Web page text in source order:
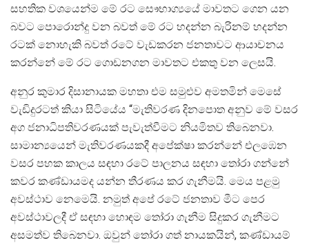
සහතික වශයෙන්ම මේ රට සෞභාග්‍යයේ මාවතට ගෙන යන
බවට පොරොන්දු වන බවත් මේ රට හදන්න බැරිනම් හදන්න
රටක් නොහැකි බවත් රටේ වැඩකරන ජනතාවට ආයාචනය
කරන්නේ මේ රට ගොඩනගන මාවතට එකතු වන ලෙසයි.
අනුර කුමාර දිසානායක මහතා එම සමුළුව අමතමින් මෙසේ
වැඩිදුරටත් කියා සිටියේය “මැතිවරණ දිනපොත අනුව මේ වසර
අග ජනාධිපතිවරණයක් පැවැත්වීමට නියමිතව තිබෙනවා.
සාමාන්‍යයෙන් මැතිවරණයකදී අපේක්ෂා කරන්නේ එලඹෙන
වසර පහක කාලය සඳහා රටේ පාලනය සඳහා තෝරා ගන්නේ
කවර කණ්ඩායමද යන්න තීරණය කර ගැනීමයි. මෙය පළමු
අවස්ථාව නෙමෙයි. නමුත් අපේ රටේ ජනතාව මීට පෙර
අවස්ථාවලදී ඒ සඳහා හොඳම තෝරා ගැනීම සිදුකර ගැනීමට
අසමත්ව තිබෙනවා. ඔවුන් තෝරා ගත් නායකයින්, කණ්ඩායම්